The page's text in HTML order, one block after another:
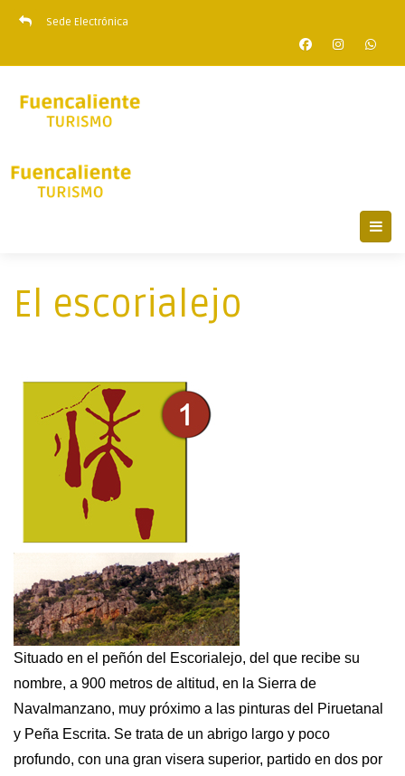
Sede Electrónica
El escorialejo
Situado en el peñón del Escorialejo, del que recibe su
nombre, a 900 metros de altitud, en la Sierra de
Navalmanzano, muy próximo a las pinturas del Piruetanal
y Peña Escrita. Se trata de un abrigo largo y poco
profundo, con una gran visera superior, partido en dos por